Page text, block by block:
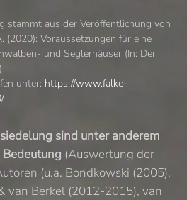
stammt aus der Veröffentlichung von
(2020): Voraussetzungen für eine
und Seglerhäuser (In: Der
unter: https://www.falke-
sind unter anderem
(Auswertung der
(u.a. Bondkowski (2005),
van Berkel (2012-2015), van